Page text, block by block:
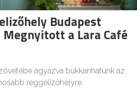
Budapest
Megnyitott a Lara Café
ágyazva bukkanhatunk az
reggelizőhelyre.